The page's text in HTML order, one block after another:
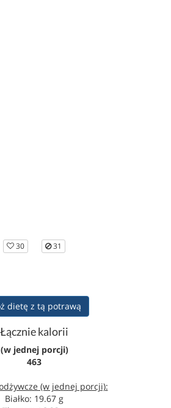
30 31
dietę z tą potrawą
Łącznie kalorii
(w jednej porcji)
463
(w jednej porcji):
Białko: 19.67 g